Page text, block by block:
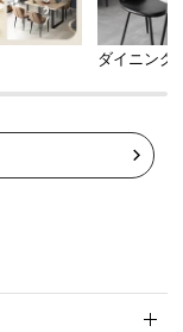
ダイニング